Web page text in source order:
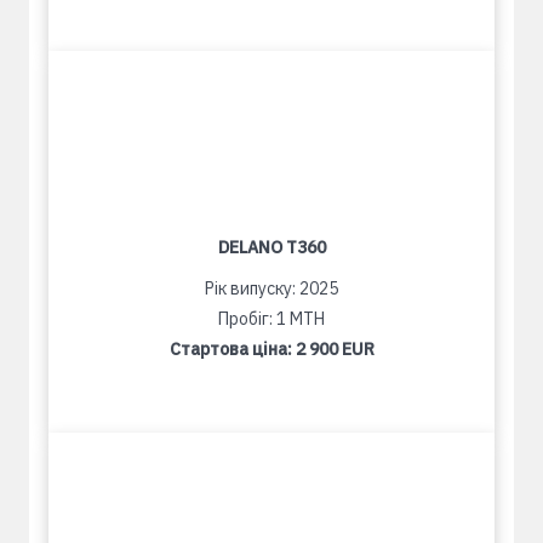
DELANO T360
Рік випуску: 2025
Пробіг: 1 MTH
Стартова ціна: 2 900 EUR